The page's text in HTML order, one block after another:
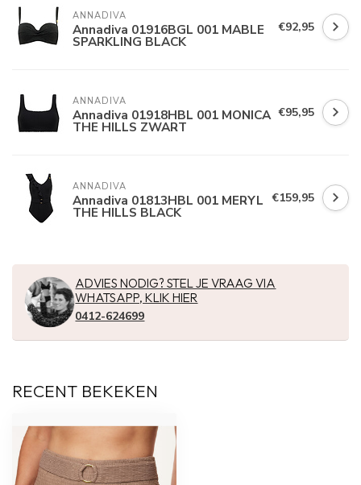
ANNADIVA
Annadiva 01916BGL 001 MABLE
SPARKLING BLACK
€92,95
ANNADIVA
Annadiva 01918HBL 001 MONICA
THE HILLS ZWART
€95,95
ANNADIVA
Annadiva 01813HBL 001 MERYL
THE HILLS BLACK
€159,95
ADVIES NODIG? STEL JE VRAAG VIA
WHATSAPP, KLIK HIER
0412-624699
RECENT BEKEKEN